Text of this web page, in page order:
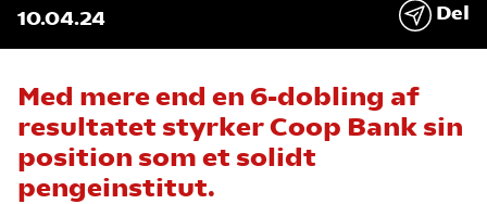
10.04.24 Del
Med mere end en 6-dobling af
resultatet styrker Coop Bank sin
position som et solidt
pengeinstitut.